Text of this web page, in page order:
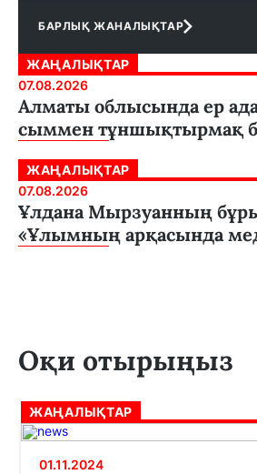
БАРЛЫҚ ЖАНАЛЫҚТАР
ЖАҢАЛЫҚТАР
07.08.2026
Алматы облысында ер
сыммен тұншықтырмақ
ЖАҢАЛЫҚТАР
07.08.2026
Ұлдана Мырзуанның
«Ұлымның арқасында
Оқи отырыңыз
ЖАҢАЛЫҚТАР
01.11.2024